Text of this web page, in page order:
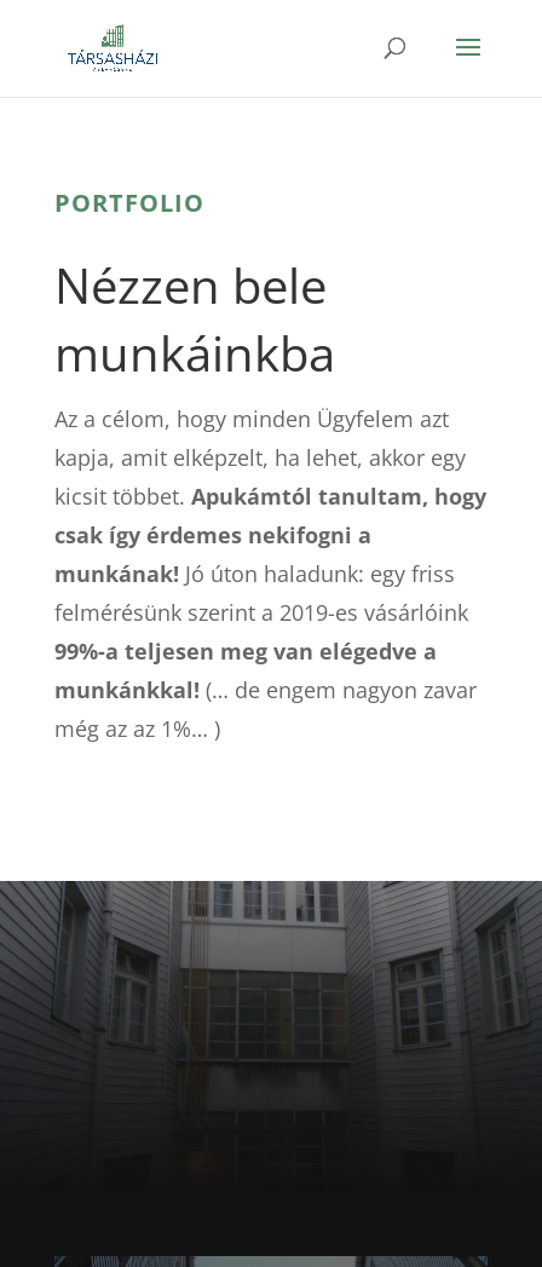
PORTFOLIO
Nézzen bele
munkáinkba
Az a célom, hogy minden Ügyfelem azt
kapja, amit elképzelt, ha lehet, akkor egy
kicsit többet. Apukámtól tanultam, hogy
csak így érdemes nekifogni a
munkának! Jó úton haladunk: egy friss
felmérésünk szerint a 2019-es vásárlóink
99%-a teljesen meg van elégedve a
munkánkkal! (… de engem nagyon zavar
még az az 1%… )